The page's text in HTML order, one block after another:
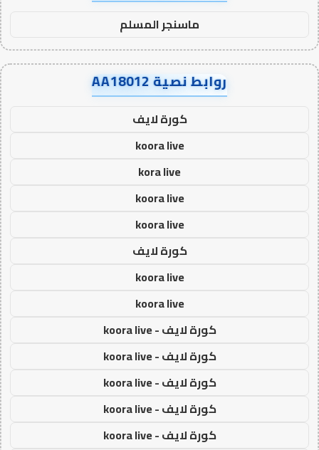
ماسنجر المسلم
روابط نصية AA18012
كورة لايف
koora live
kora live
koora live
koora live
كورة لايف
koora live
koora live
كورة لايف - koora live
كورة لايف - koora live
كورة لايف - koora live
كورة لايف - koora live
كورة لايف - koora live